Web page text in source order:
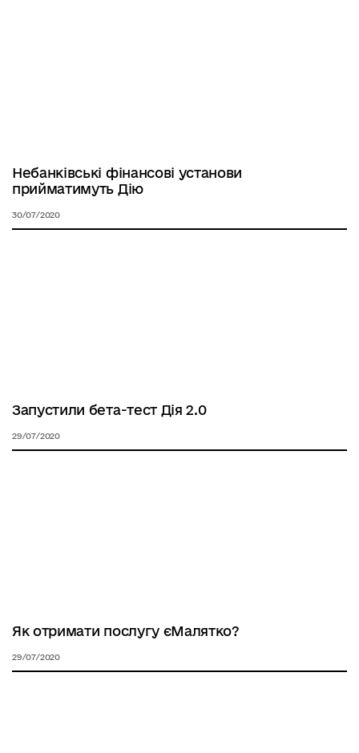
Небанківські фінансові установи
прийматимуть Дію
30/07/2020
Запустили бета-тест Дія 2.0
29/07/2020
Як отримати послугу єМалятко?
29/07/2020